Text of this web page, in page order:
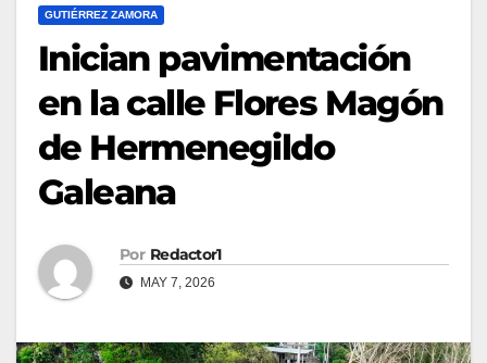
GUTIÉRREZ ZAMORA
Inician pavimentación
en la calle Flores Magón
de Hermenegildo
Galeana
Por Redactor1
MAY 7, 2026